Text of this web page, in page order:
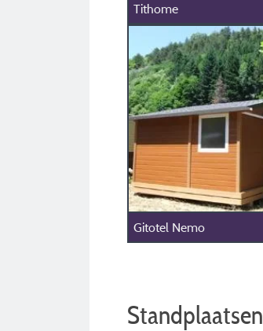
Tithome
Gitotel Nemo
Standplaatsen